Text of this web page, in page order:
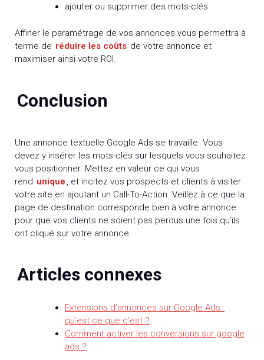
ajouter ou supprimer des mots-clés
Affiner le paramétrage de vos annonces vous permettra à
terme de réduire les coûts de votre annonce et
maximiser ainsi votre ROI.
Conclusion
Une annonce textuelle Google Ads se travaille. Vous
devez y insérer les mots-clés sur lesquels vous souhaitez
vous positionner. Mettez en valeur ce qui vous
rend unique
, et incitez vos prospects et clients à visiter
votre site en ajoutant un Call-To-Action. Veillez à ce que la
page de destination corresponde bien à votre annonce
pour que vos clients ne soient pas perdus une fois qu’ils
ont cliqué sur votre annonce.
Articles connexes
Extensions d’annonces sur Google Ads :
qu’est ce que c’est ?
Comment activer les conversions sur google
ads ?